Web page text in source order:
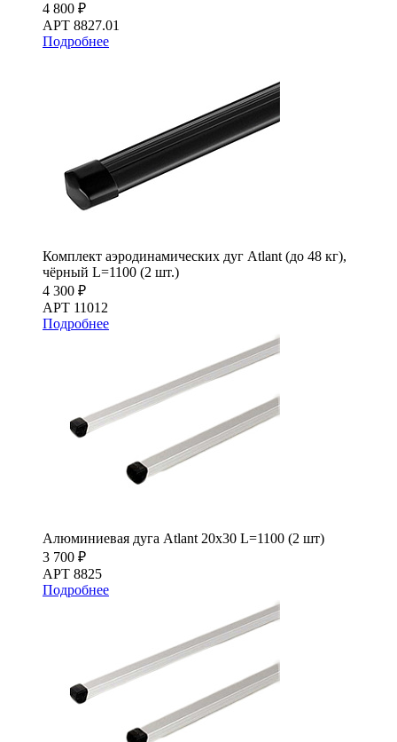
4 800 ₽
АРТ 8827.01
Подробнее
Комплект аэродинамических дуг Atlant (до 48 кг),
чёрный L=1100 (2 шт.)
4 300 ₽
АРТ 11012
Подробнее
Алюминиевая дуга Atlant 20х30 L=1100 (2 шт)
3 700 ₽
АРТ 8825
Подробнее